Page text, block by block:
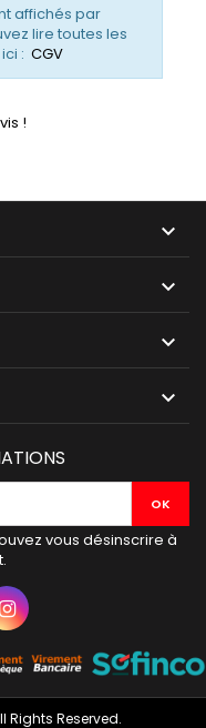
affichés par
lire toutes les
: CGV
!




vous désinscrire à
Rights Reserved.